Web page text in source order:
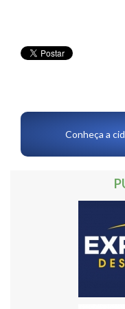
Conheça a